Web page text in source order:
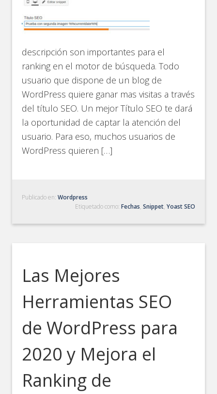
descripción son importantes para el
ranking en el motor de búsqueda. Todo
usuario que dispone de un blog de
WordPress quiere ganar mas visitas a través
del título SEO. Un mejor Título SEO te dará
la oportunidad de captar la atención del
usuario. Para eso, muchos usuarios de
WordPress quieren […]
Publicado en:Wordpress
Etiquetado como: Fechas, Snippet, Yoast SEO
Las Mejores
Herramientas SEO
de WordPress para
2020 y Mejora el
Ranking de